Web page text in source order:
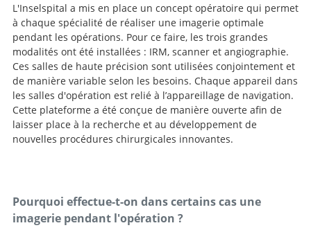
L'Inselspital a mis en place un concept opératoire qui permet
à chaque spécialité de réaliser une imagerie optimale
pendant les opérations. Pour ce faire, les trois grandes
modalités ont été installées : IRM, scanner et angiographie.
Ces salles de haute précision sont utilisées conjointement et
de manière variable selon les besoins. Chaque appareil dans
les salles d'opération est relié à l’appareillage de navigation.
Cette plateforme a été conçue de manière ouverte afin de
laisser place à la recherche et au développement de
nouvelles procédures chirurgicales innovantes.
Pourquoi effectue-t-on dans certains cas une
imagerie pendant l'opération ?